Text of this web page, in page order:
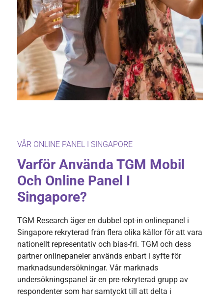
VÅR ONLINE PANEL I SINGAPORE
Varför Använda TGM Mobil
Och Online Panel I
Singapore?
TGM Research äger en dubbel opt-in onlinepanel i
Singapore rekryterad från flera olika källor för att vara
nationellt representativ och bias-fri. TGM och dess
partner onlinepaneler används enbart i syfte för
marknadsundersökningar. Vår marknads
undersökningspanel är en pre-rekryterad grupp av
respondenter som har samtyckt till att delta i